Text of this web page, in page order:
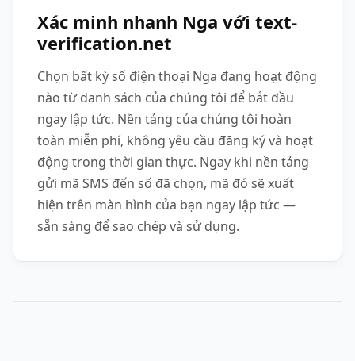
Xác minh nhanh Nga với text-
verification.net
Chọn bất kỳ số điện thoại Nga đang hoạt động
nào từ danh sách của chúng tôi để bắt đầu
ngay lập tức. Nền tảng của chúng tôi hoàn
toàn miễn phí, không yêu cầu đăng ký và hoạt
động trong thời gian thực. Ngay khi nền tảng
gửi mã SMS đến số đã chọn, mã đó sẽ xuất
hiện trên màn hình của bạn ngay lập tức —
sẵn sàng để sao chép và sử dụng.